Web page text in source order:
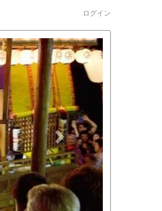
ログイン
n
e
t